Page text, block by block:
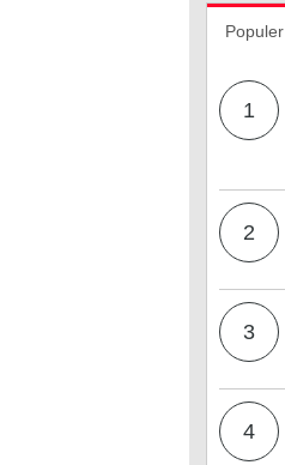
Populer
1
2
3
4